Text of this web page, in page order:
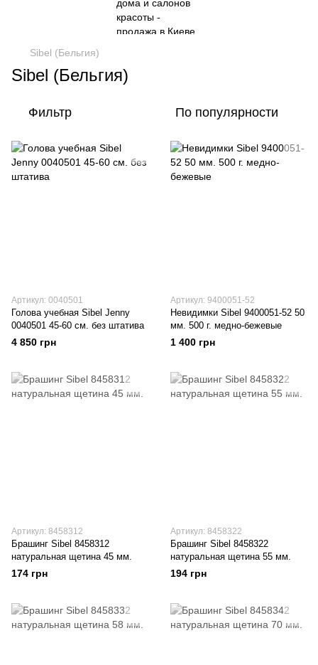
Sibel (Бельгия)
Sibel (Бельгия)
Фильтр По популярности
Артикул: 0040501
Голова учебная Sibel Jenny
0040501 45-60 см. без штатива
4 850 грн
Артикул: 9400051-52
Невидимки Sibel 9400051-52 50
мм. 500 г. медно-бежевые
1 400 грн
Артикул: 8458312
Брашинг Sibel 8458312
натуральная щетина 45 мм.
174 грн
Артикул: 8458322
Брашинг Sibel 8458322
натуральная щетина 55 мм.
194 грн